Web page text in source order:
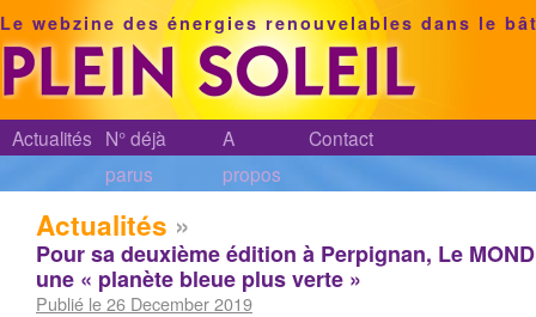
Le webzine des énergies renouvelables dans le
Actualités N° déjà
parus
A
propos
Contact
Actualités »
Pour sa deuxième édition à Perpignan, Le
une « planète bleue plus verte »
Publié le 26 December 2019